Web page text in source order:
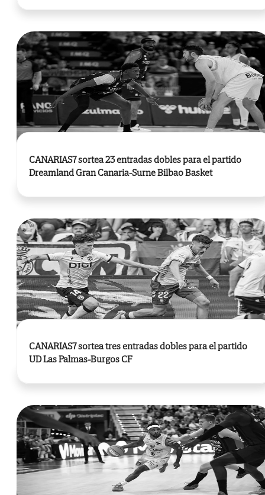
CANARIAS7 sortea 23 entradas dobles para el partido
Dreamland Gran Canaria-Surne Bilbao Basket
CANARIAS7 sortea tres entradas dobles para el partido
UD Las Palmas-Burgos CF